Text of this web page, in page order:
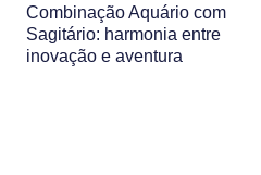
Combinação Aquário com
Sagitário: harmonia entre
inovação e aventura